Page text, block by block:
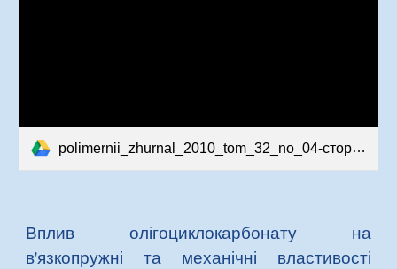
polimernii_zhurnal_2010_tom_32_no_04-сторінки-55-58.pdf
Вплив олігоциклокарбонату на
в'язкопружні та механічні властивості